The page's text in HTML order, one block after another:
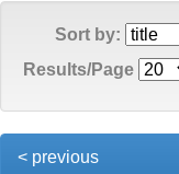
Sort by:
Results/Page
< previous